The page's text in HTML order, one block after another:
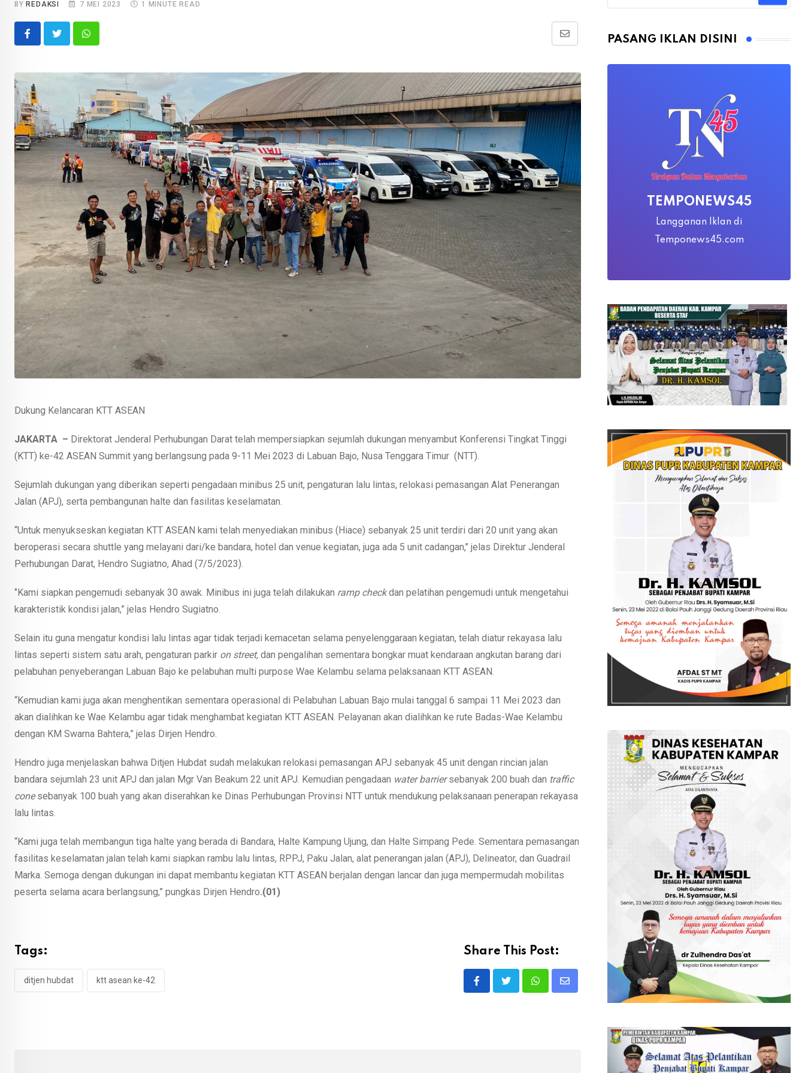
BY REDAKSI 7 MEI 2023 1 MINUTE READ
Whatsapp
Share
Email
Dukung Kelancaran KTT ASEAN
JAKARTA – Direktorat Jenderal Perhubungan Darat telah mempersiapkan sejumlah dukungan menyambut Konferensi Tingkat Tinggi
(KTT) ke-42 ASEAN Summit yang berlangsung pada 9-11 Mei 2023 di Labuan Bajo, Nusa Tenggara Timur (NTT).
Sejumlah dukungan yang diberikan seperti pengadaan minibus 25 unit, pengaturan lalu lintas, relokasi pemasangan Alat Penerangan
Jalan (APJ), serta pembangunan halte dan fasilitas keselamatan.
“Untuk menyukseskan kegiatan KTT ASEAN kami telah menyediakan minibus (Hiace) sebanyak 25 unit terdiri dari 20 unit yang akan
beroperasi secara shuttle yang melayani dari/ke bandara, hotel dan venue kegiatan, juga ada 5 unit cadangan,’’ jelas Direktur Jenderal
Perhubungan Darat, Hendro Sugiatno, Ahad (7/5/2023).
‘’Kami siapkan pengemudi sebanyak 30 awak. Minibus ini juga telah dilakukan ramp checkdan pelatihan pengemudi untuk mengetahui
karakteristik kondisi jalan,” jelas Hendro Sugiatno.
Selain itu guna mengatur kondisi lalu lintas agar tidak terjadi kemacetan selama penyelenggaraan kegiatan, telah diatur rekayasa lalu
lintas seperti sistem satu arah, pengaturan parkir on street, dan pengalihan sementara bongkar muat kendaraan angkutan barang dari
pelabuhan penyeberangan Labuan Bajo ke pelabuhan multi purpose Wae Kelambu selama pelaksanaan KTT ASEAN.
“Kemudian kami juga akan menghentikan sementara operasional di Pelabuhan Labuan Bajo mulai tanggal 6 sampai 11 Mei 2023 dan
akan dialihkan ke Wae Kelambu agar tidak menghambat kegiatan KTT ASEAN. Pelayanan akan dialihkan ke rute Badas-Wae Kelambu
dengan KM Swarna Bahtera,” jelas Dirjen Hendro.
Hendro juga menjelaskan bahwa Ditjen Hubdat sudah melakukan relokasi pemasangan APJ sebanyak 45 unit dengan rincian jalan
bandara sejumlah 23 unit APJ dan jalan Mgr Van Beakum 22 unit APJ. Kemudian pengadaan water barriersebanyak 200 buah dan traffic
conesebanyak 100 buah yang akan diserahkan ke Dinas Perhubungan Provinsi NTT untuk mendukung pelaksanaan penerapan rekayasa
lalu lintas.
“Kami juga telah membangun tiga halte yang berada di Bandara, Halte Kampung Ujung, dan Halte Simpang Pede. Sementara pemasangan
fasilitas keselamatan jalan telah kami siapkan rambu lalu lintas, RPPJ, Paku Jalan, alat penerangan jalan (APJ), Delineator, dan Guadrail
Marka. Semoga dengan dukungan ini dapat membantu kegiatan KTT ASEAN berjalan dengan lancar dan juga mempermudah mobilitas
peserta selama acara berlangsung,” pungkas Dirjen Hendro.(01)
Tags:
ditjen hubdat ktt asean ke-42
Share This Post:
WhatsappShare
PASANG IKLAN DISINI
TEMPONEWS45
Langganan Iklan di
Temponews45.com